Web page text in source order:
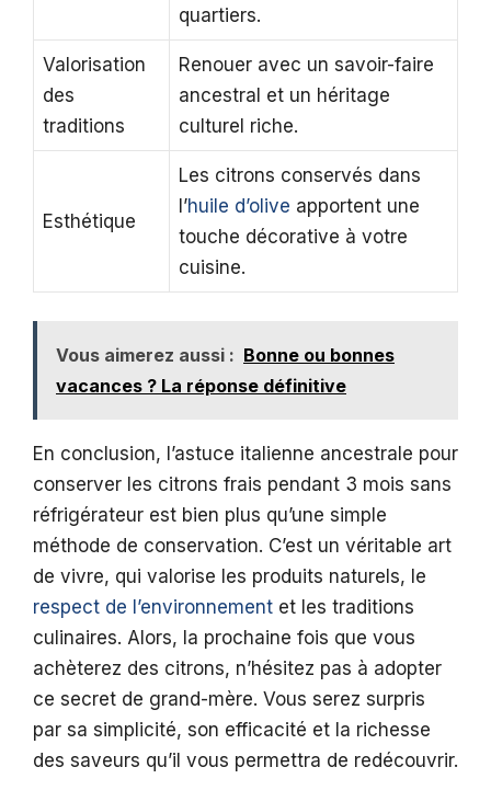
quartiers.
Valorisation
des
traditions
Renouer avec un savoir-faire
ancestral et un héritage
culturel riche.
Esthétique
Les citrons conservés dans
l’huile d’olive apportent une
touche décorative à votre
cuisine.
Vous aimerez aussi : Bonne ou bonnes
vacances ? La réponse définitive
En conclusion, l’astuce italienne ancestrale pour
conserver les citrons frais pendant 3 mois sans
réfrigérateur est bien plus qu’une simple
méthode de conservation. C’est un véritable art
de vivre, qui valorise les produits naturels, le
respect de l’environnement et les traditions
culinaires. Alors, la prochaine fois que vous
achèterez des citrons, n’hésitez pas à adopter
ce secret de grand-mère. Vous serez surpris
par sa simplicité, son efficacité et la richesse
des saveurs qu’il vous permettra de redécouvrir.